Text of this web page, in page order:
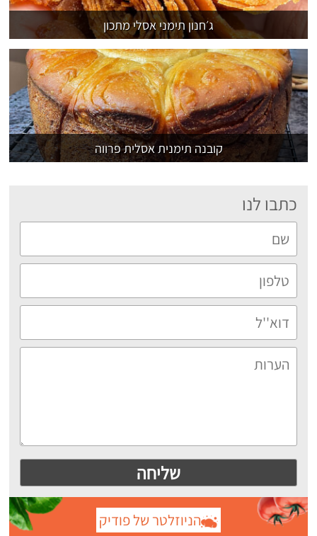
ג׳חנון תימני אסלי מתכון
קובנה תימנית אסלית פרווה
כתבו לנו
הניוזלטר של פודיק